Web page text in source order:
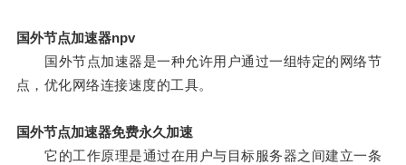
国外节点加速器npv
国外节点加速器是一种允许用户通过一组特定的网络节
点，优化网络连接速度的工具。
国外节点加速器免费永久加速
它的工作原理是通过在用户与目标服务器之间建立一条